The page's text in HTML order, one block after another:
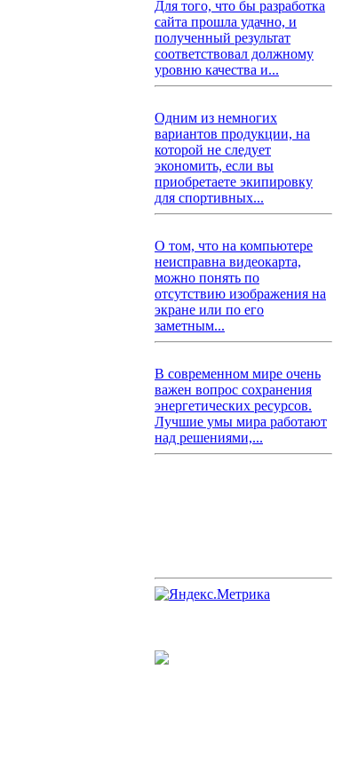
Для того, что бы разработка
сайта прошла удачно, и
полученный результат
соответствовал должному
уровню качества и...
Одним из немногих
вариантов продукции, на
которой не следует
экономить, если вы
приобретаете экипировку
для спортивных...
О том, что на компьютере
неисправна видеокарта,
можно понять по
отсутствию изображения на
экране или по его
заметным...
В современном мире очень
важен вопрос сохранения
энергетических ресурсов.
Лучшие умы мира работают
над решениями,...